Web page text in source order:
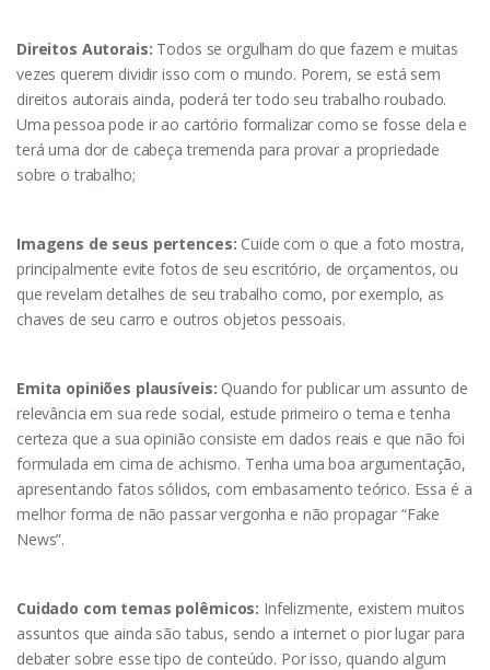
Direitos Autorais: Todos se orgulham do que fazem e muitas
vezes querem dividir isso com o mundo. Porem, se está sem
direitos autorais ainda, poderá ter todo seu trabalho roubado.
Uma pessoa pode ir ao cartório formalizar como se fosse dela e
terá uma dor de cabeça tremenda para provar a propriedade
sobre o trabalho;
Imagens de seus pertences: Cuide com o que a foto mostra,
principalmente evite fotos de seu escritório, de orçamentos, ou
que revelam detalhes de seu trabalho como, por exemplo, as
chaves de seu carro e outros objetos pessoais.
Emita opiniões plausíveis: Quando for publicar um assunto de
relevância em sua rede social, estude primeiro o tema e tenha
certeza que a sua opinião consiste em dados reais e que não foi
formulada em cima de achismo. Tenha uma boa argumentação,
apresentando fatos sólidos, com embasamento teórico. Essa é a
melhor forma de não passar vergonha e não propagar “Fake
News”.
Cuidado com temas polêmicos: Infelizmente, existem muitos
assuntos que ainda são tabus, sendo a internet o pior lugar para
debater sobre esse tipo de conteúdo. Por isso, quando algum